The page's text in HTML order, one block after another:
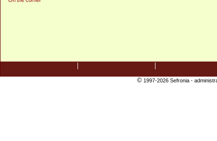
©1997-2026 Sefronia -